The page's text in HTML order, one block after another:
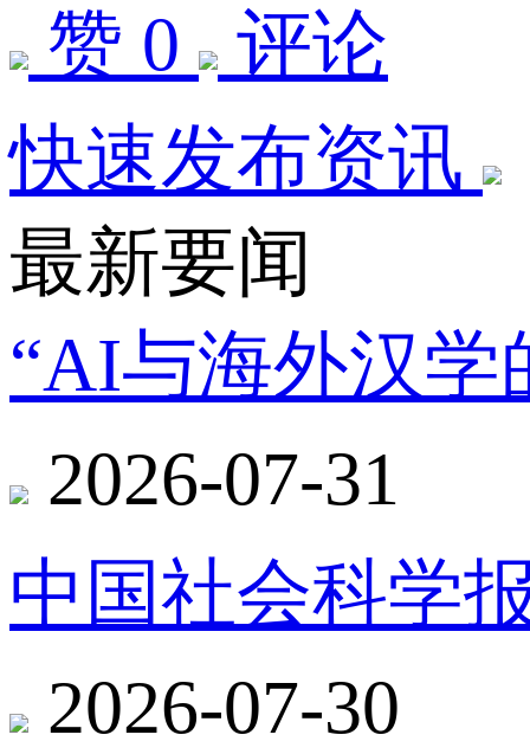
赞 0
评论
快速发布资讯
最新要闻
“AI与海外汉学
2026-07-31
中国社会科学
2026-07-30